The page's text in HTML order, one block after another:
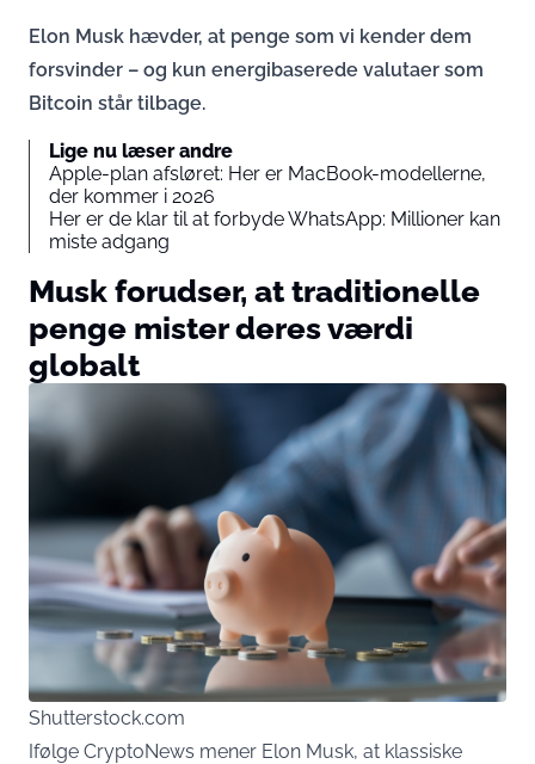
Elon Musk hævder, at penge som vi kender dem
forsvinder – og kun energi­baserede valutaer som
Bitcoin står tilbage.
Lige nu læser andre
Apple-plan afsløret: Her er MacBook-modellerne,
der kommer i 2026
Her er de klar til at forbyde WhatsApp: Millioner kan
miste adgang
Musk forudser, at traditionelle
penge mister deres værdi
globalt
Shutterstock.com
Ifølge CryptoNews mener Elon Musk, at klassiske